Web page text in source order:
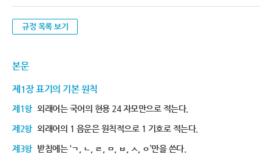
규정 목록 보기
본문
제1장 표기의 기본 원칙
제1항 외래어는 국어의 현용 24 자모만으로 적는다.
제2항 외래어의 1 음운은 원칙적으로 1 기호로 적는다.
제3항 받침에는 ‘ㄱ, ㄴ, ㄹ, ㅁ, ㅂ, ㅅ, ㅇ’만을 쓴다.